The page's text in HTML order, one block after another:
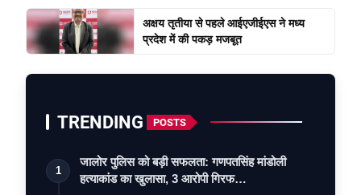
अक्षय तृतीया से पहले आईएजीईएस ने मध्य
प्रदेश में की पकड़ मजबूत
TRENDING POSTS
1
जालोर पुलिस को बड़ी सफलता: गणपतसिंह मांडोली
हत्याकांड का खुलासा, 3 आरोपी गिरफ…